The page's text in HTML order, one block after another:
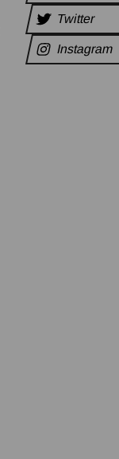
Twitter
Instagram